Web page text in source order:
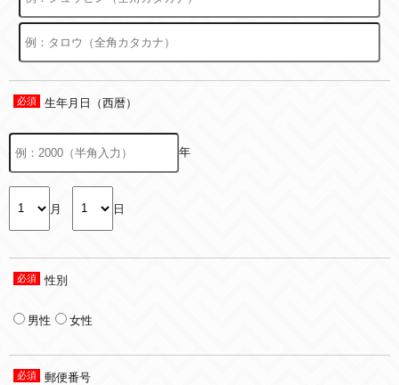
生年月日（西暦）
年
月 日
性別
男性 女性
郵便番号